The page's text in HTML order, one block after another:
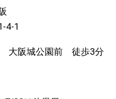
4-1
大阪城公園前 徒歩3分